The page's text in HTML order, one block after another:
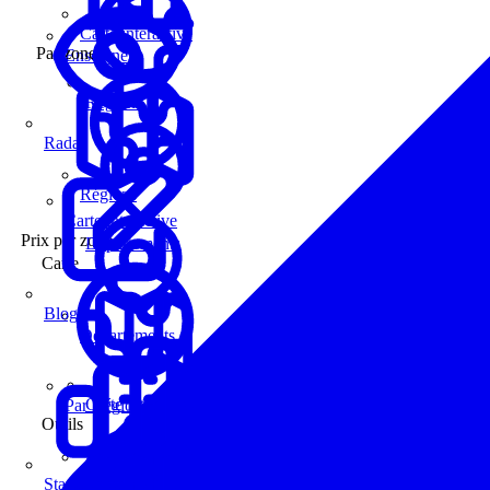
Enseignes
Carte interactive
Prix par zone
Par Région
Régions
Départements
Carte
Carte interactive
Outils
Carte interactive
Par zone
Régions
Départements
Radar
Blog
Statistiques